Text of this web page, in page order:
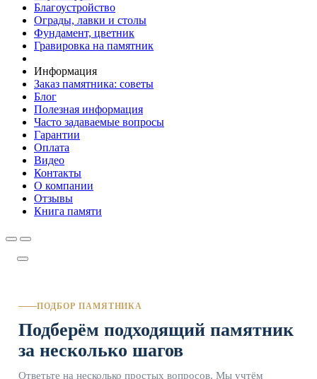
Благоустройство
Ограды, лавки и столы
Фундамент, цветник
Гравировка на памятник
Информация
Заказ памятника: советы
Блог
Полезная информация
Часто задаваемые вопросы
Гарантии
Оплата
Видео
Контакты
О компании
Отзывы
Книга памяти
ПОДБОР ПАМЯТНИКА
Подберём подходящий памятник
за несколько шагов
Ответьте на несколько простых вопросов. Мы учтём